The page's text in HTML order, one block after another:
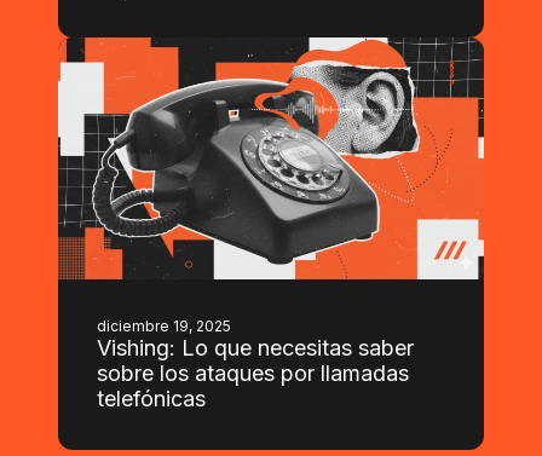
diciembre 19, 2025
Vishing: Lo que necesitas saber
sobre los ataques por llamadas
telefónicas